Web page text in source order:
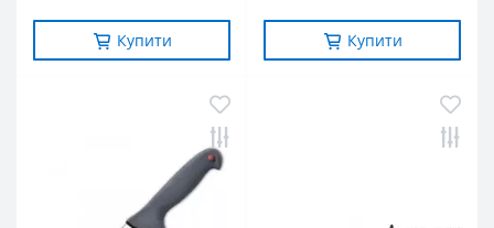
Купити Купити